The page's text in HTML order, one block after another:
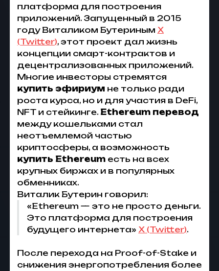
платформа для построения
приложений. Запущенный в 2015
году Виталиком Бутериным X
(Twitter), этот проект дал жизнь
концепции смарт-контрактов и
децентрализованных приложений.
Многие инвесторы стремятся
купить эфириум не только ради
роста курса, но и для участия в DeFi,
NFT и стейкинге. Ethereum перевод
между кошельками стал
неотъемлемой частью
криптосферы, а возможность
купить Ethereum есть на всех
крупных биржах и в популярных
обменниках.
Виталик Бутерин говорил:
«Ethereum — это не просто деньги.
Это платформа для построения
будущего интернета» X (Twitter).
После перехода на Proof-of-Stake и
снижения энергопотребления более